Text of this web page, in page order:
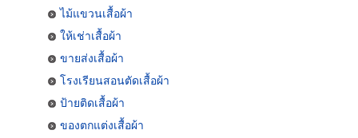
ไม้แขวนเสื้อผ้า
ให้เช่าเสื้อผ้า
ขายส่งเสื้อผ้า
โรงเรียนสอนตัดเสื้อผ้า
ป้ายติดเสื้อผ้า
ของตกแต่งเสื้อผ้า